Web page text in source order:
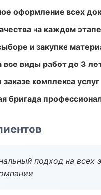
оформление всех
на каждом этапе
и закупке
все виды работ до 3
комплекса услуг
бригада
подход на всех